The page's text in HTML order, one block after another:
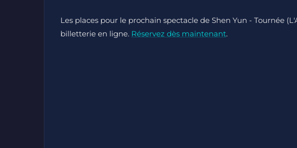
Les places pour le prochain spectacle de Shen Yun - Tournée
billetterie en ligne. Réservez dès maintenant.